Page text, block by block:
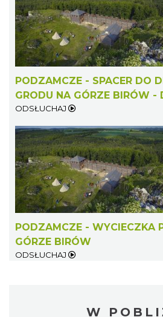
PODZAMCZE - SPACER DO
GRODU NA GÓRZE BIRÓW -
ODSŁUCHAJ
PODZAMCZE - WYCIECZKA
GÓRZE BIRÓW
ODSŁUCHAJ
W